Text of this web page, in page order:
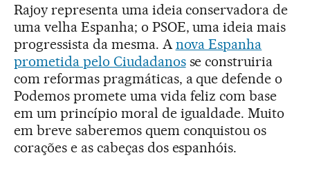
Rajoy representa uma ideia conservadora de
uma velha Espanha; o PSOE, uma ideia mais
progressista da mesma. A nova Espanha
prometida pelo Ciudadanosse construiria
com reformas pragmáticas, a que defende o
Podemos promete uma vida feliz com base
em um princípio moral de igualdade. Muito
em breve saberemos quem conquistou os
corações e as cabeças dos espanhóis.